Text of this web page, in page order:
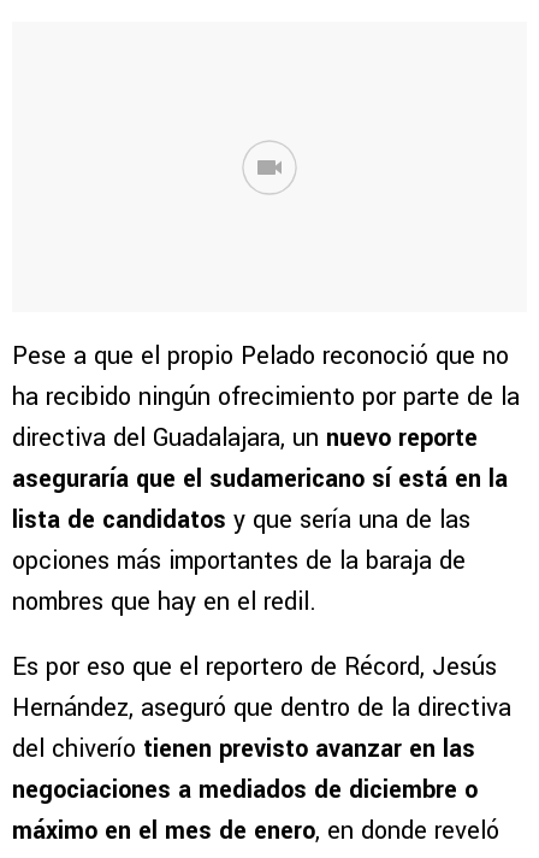
Pese a que el propio Pelado reconoció que no
ha recibido ningún ofrecimiento por parte de la
directiva del Guadalajara, un nuevo reporte
aseguraría que el sudamericano sí está en la
lista de candidatos y que sería una de las
opciones más importantes de la baraja de
nombres que hay en el redil.
Es por eso que el reportero de Récord, Jesús
Hernández, aseguró que dentro de la directiva
del chiverío tienen previsto avanzar en las
negociaciones a mediados de diciembre o
máximo en el mes de enero, en donde reveló